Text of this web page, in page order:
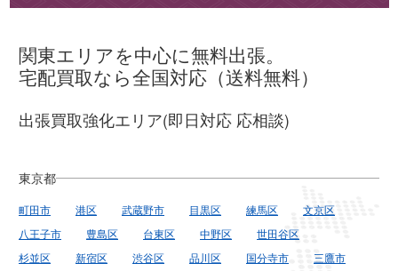
関東エリアを中心に無料出張。
宅配買取なら全国対応（送料無料）
出張買取強化エリア(即日対応 応相談)
東京都
町田市 港区 武蔵野市 目黒区 練馬区
文京区
八王子市
豊島区 台東区 中野区
世田谷区
杉並区
新宿区 渋谷区 品川区 国分寺市
三鷹市